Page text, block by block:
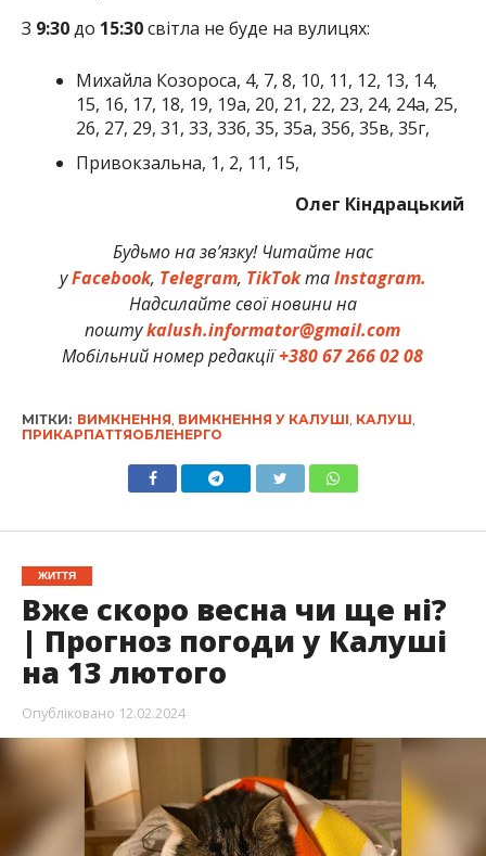
З 9:30до 15:30світла не буде на вулицях:
Михайла Козороса, 4, 7, 8, 10, 11, 12, 13, 14,
15, 16, 17, 18, 19, 19а, 20, 21, 22, 23, 24, 24а, 25,
26, 27, 29, 31, 33, 33б, 35, 35а, 35б, 35в, 35г,
Привокзальна, 1, 2, 11, 15,
Олег Кіндрацький
Будьмо на зв’язку! Читайте нас
уFacebook, Telegram, TikTokтаInstagram.
Надсилайте свої новини на
поштуkalush.informator@gmail.com
Мобільний номер редакції+380 67 266 02 08
МІТКИ: ВИМКНЕННЯ ВИМКНЕННЯ У КАЛУШІ КАЛУШ
ПРИКАРПАТТЯОБЛЕНЕРГО
ЖИТТЯ
Вже скоро весна чи ще ні?
| Прогноз погоди у Калуші
на 13 лютого
Опубліковано 12.02.2024